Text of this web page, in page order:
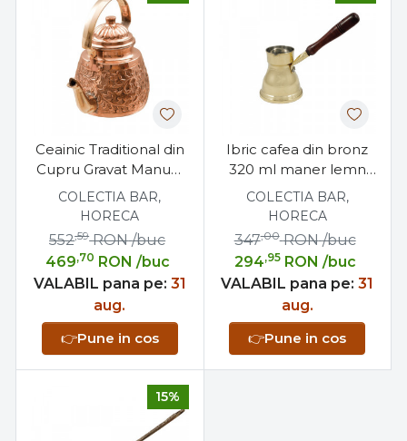
Ceainic Traditional din
Cupru Gravat Manual
1L cu Maner din Bronz
COLECTIA BAR,
HORECA
469,70 RON /buc
552,59 RON /buc
VALABIL pana pe: 31
aug.
👉Pune in cos
Ibric cafea din bronz
320 ml maner lemn
Oriental N5
COLECTIA BAR,
HORECA
294,95 RON /buc
347,00 RON /buc
VALABIL pana pe: 31
aug.
👉Pune in cos
15%